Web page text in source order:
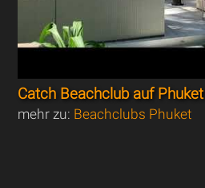
Catch Beachclub auf Phuket
mehr zu: Beachclubs Phuket